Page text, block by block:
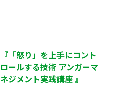
『「怒り」を上手にコント
ロールする技術 アンガーマ
ネジメント実践講座 』